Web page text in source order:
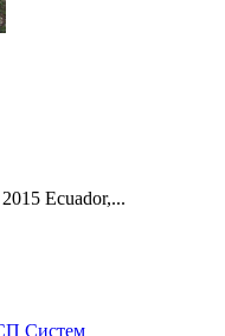
Ecuador,...
Систем